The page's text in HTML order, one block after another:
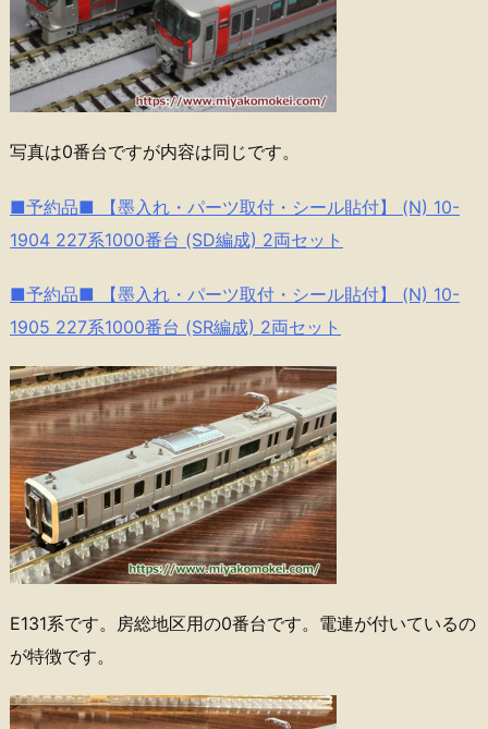
写真は0番台ですが内容は同じです。
■予約品■ 【墨入れ・パーツ取付・シール貼付】 (N) 10-
1904 227系1000番台 (SD編成) 2両セット
■予約品■ 【墨入れ・パーツ取付・シール貼付】 (N) 10-
1905 227系1000番台 (SR編成) 2両セット
E131系です。房総地区用の0番台です。電連が付いているの
が特徴です。